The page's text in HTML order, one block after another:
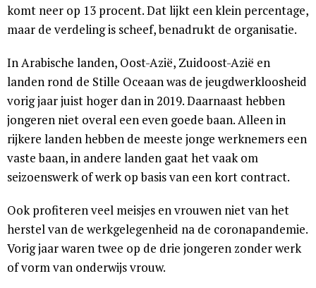
komt neer op 13 procent. Dat lijkt een klein percentage,
maar de verdeling is scheef, benadrukt de organisatie.
In Arabische landen, Oost-Azië, Zuidoost-Azië en
landen rond de Stille Oceaan was de jeugdwerkloosheid
vorig jaar juist hoger dan in 2019. Daarnaast hebben
jongeren niet overal een even goede baan. Alleen in
rijkere landen hebben de meeste jonge werknemers een
vaste baan, in andere landen gaat het vaak om
seizoenswerk of werk op basis van een kort contract.
Ook profiteren veel meisjes en vrouwen niet van het
herstel van de werkgelegenheid na de coronapandemie.
Vorig jaar waren twee op de drie jongeren zonder werk
of vorm van onderwijs vrouw.